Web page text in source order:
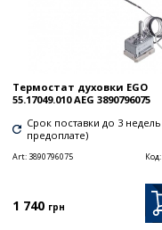
Термостат духовки EGO
55.17049.010 AEG 3890796075
Срок поставки до 3
предоплате)
Art: 3890796075 Код:
1 740 грн